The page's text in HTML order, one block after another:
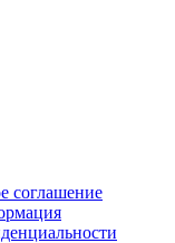
соглашение